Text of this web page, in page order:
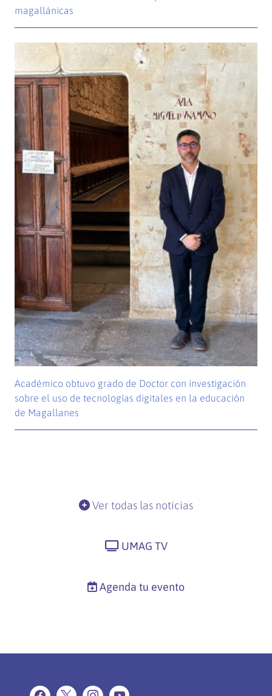
magallánicas
Académico obtuvo grado de Doctor con investigación
sobre el uso de tecnologías digitales en la educación
de Magallanes
Ver todas las noticias
UMAG TV
Agenda tu evento